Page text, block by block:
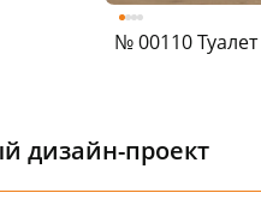
№ 00110 Туалет
дизайн-проект